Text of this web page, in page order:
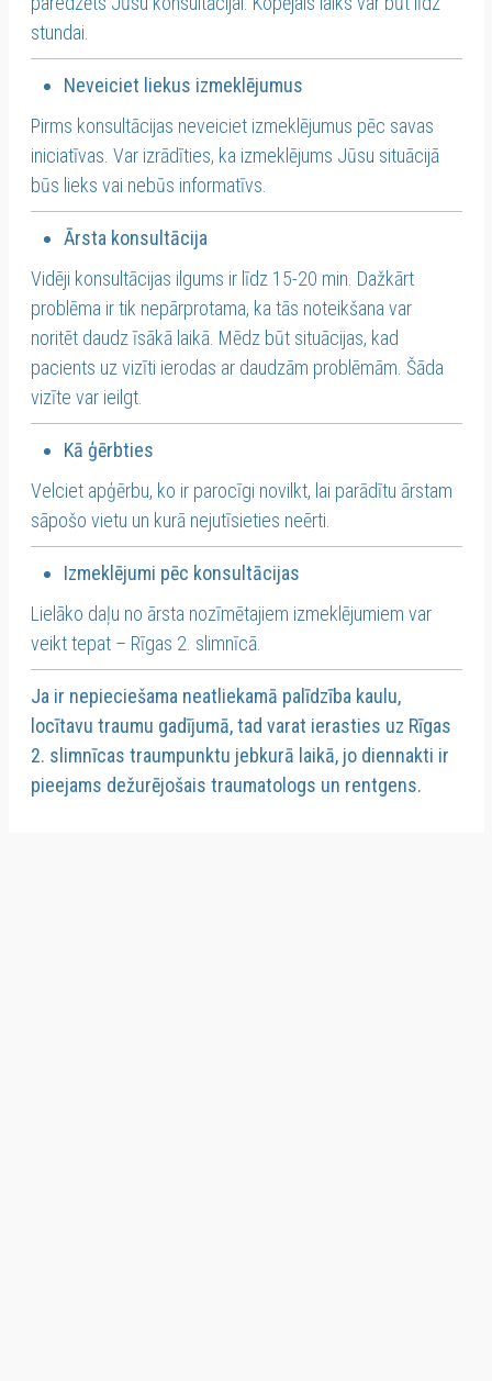
stundai.
Neveiciet liekus izmeklējumus
Pirms konsultācijas neveiciet izmeklējumus pēc savas
iniciatīvas. Var izrādīties, ka izmeklējums Jūsu situācijā
būs lieks vai nebūs informatīvs.
Ārsta konsultācija
Vidēji konsultācijas ilgums ir līdz 15-20 min. Dažkārt
problēma ir tik nepārprotama, ka tās noteikšana var
noritēt daudz īsākā laikā. Mēdz būt situācijas, kad
pacients uz vizīti ierodas ar daudzām problēmām. Šāda
vizīte var ieilgt.
Kā ģērbties
Velciet apģērbu, ko ir parocīgi novilkt, lai parādītu ārstam
sāpošo vietu un kurā nejutīsieties neērti.
Izmeklējumi pēc konsultācijas
Lielāko daļu no ārsta nozīmētajiem izmeklējumiem var
veikt tepat – Rīgas 2. slimnīcā.
Ja ir nepieciešama neatliekamā palīdzība kaulu,
locītavu traumu gadījumā, tad varat ierasties uz Rīgas
2. slimnīcas traumpunktu jebkurā laikā, jo diennakti ir
pieejams dežurējošais traumatologs un rentgens.